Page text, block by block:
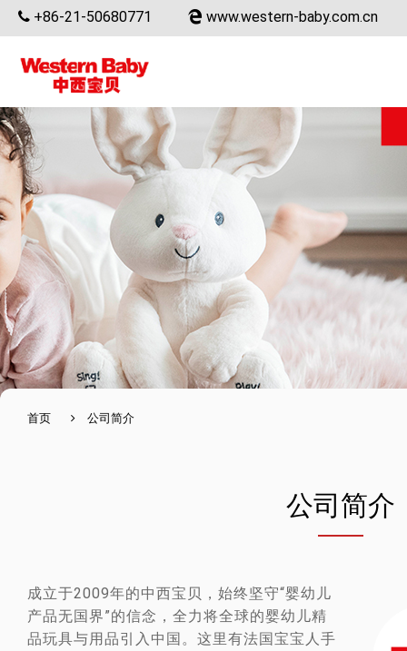
+86-21-50680771 www.western-baby.com.cn
首页 公司简介
公司简介
成立于2009年的中西宝贝，始终坚守“婴幼儿
产品无国界”的信念，全力将全球的婴幼儿精
品玩具与用品引入中国。这里有法国宝宝人手